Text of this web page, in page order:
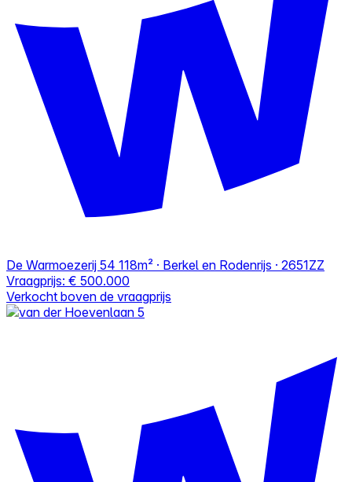
De Warmoezerij 54 118m² · Berkel en Rodenrijs · 2651ZZ
Vraagprijs: € 500.000
Verkocht boven de vraagprijs